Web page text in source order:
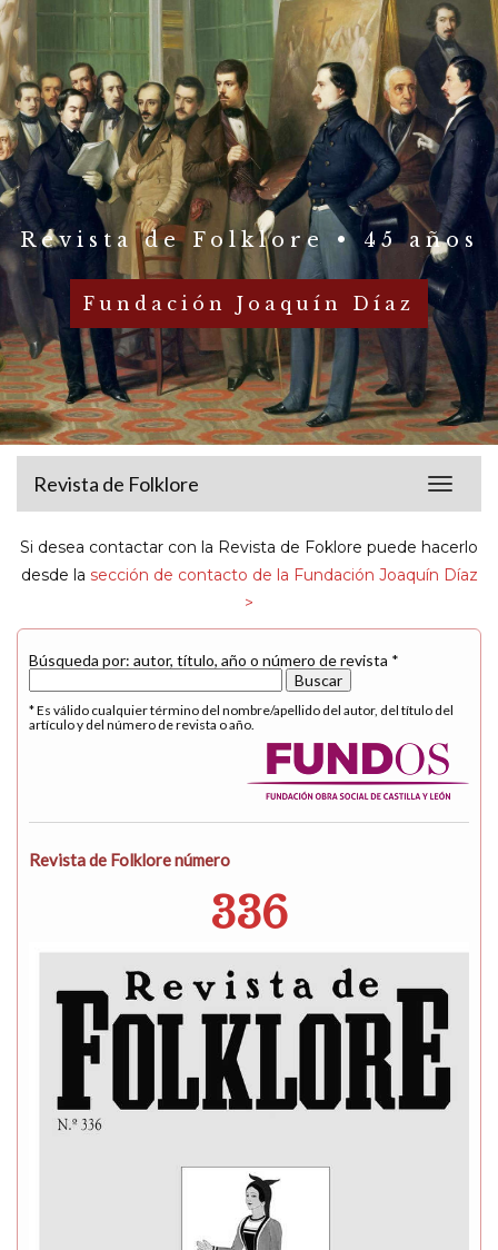
Revista de Folklore • 45 años
Fundación Joaquín Díaz
Toggle
Revista de Folklore
Si desea contactar con la Revista de Foklore puede hacerlo
desde la sección de contacto de la Fundación Joaquín Díaz
>
Búsqueda por: autor, título, año o número de revista *
* Es válido cualquier término del nombre/apellido del autor, del título del
artículo y del número de revista o año.
Revista de Folklore número
336